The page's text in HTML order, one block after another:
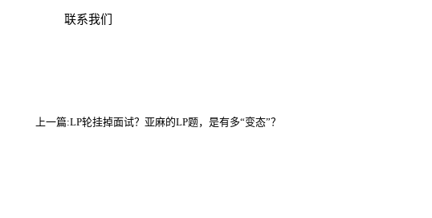
联系我们
上一篇:LP轮挂掉面试？亚麻的LP题，是有多“变态”？